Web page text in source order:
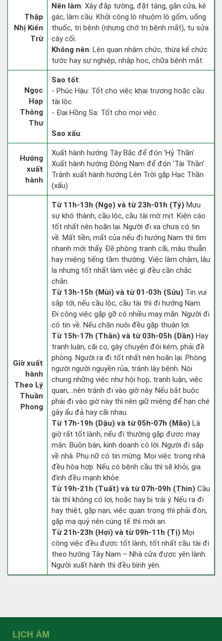
Thập
Nhị Kiến
Trừ
Nên làm: Xây đắp tường, đặt táng, gắn cửa, kê
gác, làm cầu. Khởi công lò nhuộm lò gốm, uống
thuốc, trị bệnh (nhưng chớ trị bệnh mắt), tu sửa
cây cối.
Không nên: Lên quan nhậm chức, thừa kế chức
tước hay sự nghiệp, nhập học, chữa bệnh mắt.
Ngọc
Hạp
Thông
Thư
Sao tốt:
- Phúc Hậu: Tốt cho việc khai trương hoặc cầu
tài lộc.
- Đại Hồng Sa: Tốt cho mọi việc.
Sao xấu:
Hướng
xuất
hành
Xuất hành hướng Tây Bắc để đón 'Hỷ Thần'.
Xuất hành hướng Đông Nam để đón 'Tài Thần'.
Tránh xuất hành hướng Lên Trời gặp Hạc Thần
(xấu)
Giờ xuất
hành
Theo Lý
Thuần
Phong
Từ 11h-13h (Ngọ) và từ 23h-01h (Tý) Mưu
sự khó thành, cầu lộc, cầu tài mờ mịt. Kiện cáo
tốt nhất nên hoãn lại. Người đi xa chưa có tin
về. Mất tiền, mất của nếu đi hướng Nam thì tìm
nhanh mới thấy. Đề phòng tranh cãi, mâu thuẫn
hay miệng tiếng tầm thường. Việc làm chậm, lâu
la nhưng tốt nhất làm việc gì đều cần chắc
chắn.
Từ 13h-15h (Mùi) và từ 01-03h (Sửu) Tin vui
sắp tới, nếu cầu lộc, cầu tài thì đi hướng Nam.
Đi công việc gặp gỡ có nhiều may mắn. Người đi
có tin về. Nếu chăn nuôi đều gặp thuận lợi.
Từ 15h-17h (Thân) và từ 03h-05h (Dần) Hay
tranh luận, cãi cọ, gây chuyện đói kém, phải đề
phòng. Người ra đi tốt nhất nên hoãn lại. Phòng
người người nguyền rủa, tránh lây bệnh. Nói
chung những việc như hội họp, tranh luận, việc
quan,…nên tránh đi vào giờ này. Nếu bắt buộc
phải đi vào giờ này thì nên giữ miệng để hạn ché
gây ẩu đả hay cãi nhau.
Từ 17h-19h (Dậu) và từ 05h-07h (Mão) Là
giờ rất tốt lành, nếu đi thường gặp được may
mắn. Buôn bán, kinh doanh có lời. Người đi sắp
về nhà. Phụ nữ có tin mừng. Mọi việc trong nhà
đều hòa hợp. Nếu có bệnh cầu thì sẽ khỏi, gia
đình đều mạnh khỏe.
Từ 19h-21h (Tuất) và từ 07h-09h (Thìn) Cầu
tài thì không có lợi, hoặc hay bị trái ý. Nếu ra đi
hay thiệt, gặp nạn, việc quan trọng thì phải đòn,
gặp ma quỷ nên cúng tế thì mới an.
Từ 21h-23h (Hợi) và từ 09h-11h (Tị) Mọi
công việc đều được tốt lành, tốt nhất cầu tài đi
theo hướng Tây Nam – Nhà cửa được yên lành.
Người xuất hành thì đều bình yên.
LỊCH ÂM